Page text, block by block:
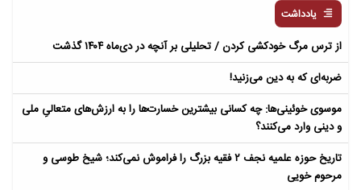
یادداشت
از ترس مرگ خودکشی کردن / تحلیلی بر آنچه در دی‌ماه ۱۴۰۴ گذشت
ضربه‌ای که به دین می‌زنید!
موسوی خوئینی‌ها: چه کسانی بیشترین خسارت‌ها را به ارزش‌های متعالیِ ملی
و دینی وارد می‌کنند؟
تاریخ حوزه علمیه نجف ۲ فقیه بزرگ را فراموش نمی‌کند؛ شیخ طوسی و
مرحوم خویی